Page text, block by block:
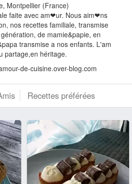
Montpellier (France)
faite avec am❤ur. Nous aim❤ns
nos recettes familiale, transmise
de mamie&papie, en
transmise a nos enfants. L'am
partage,en héritage.
de-cuisine.over-blog.com
Recettes préférées